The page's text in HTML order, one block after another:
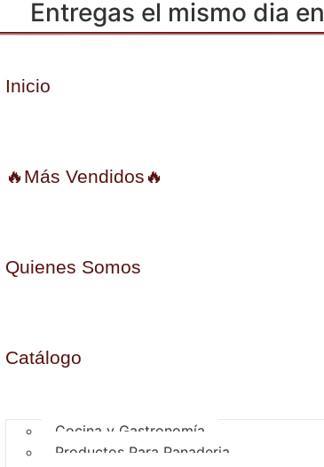
Entregas el mismo dia en
Inicio
🔥Más Vendidos🔥
Quienes Somos
Catálogo
Cocina y Gastronomía
Productos Para Panaderia